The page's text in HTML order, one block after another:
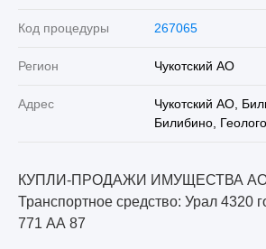
Код процедуры 267065
Регион Чукотский АО
Адрес
Чукотский АО,
Билибино,
КУПЛИ-ПРОДАЖИ ИМУЩЕСТВА АО
Транспортное средство: Урал 4320
771 АА 87